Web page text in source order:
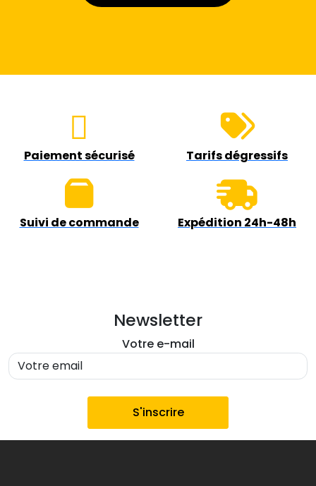
Paiement sécurisé Tarifs dégressifs
Suivi de commande Expédition 24h-48h
Newsletter
Votre e-mail